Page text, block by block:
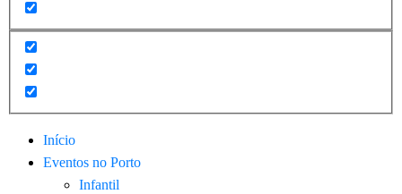
Início
Eventos no Porto
Infantil